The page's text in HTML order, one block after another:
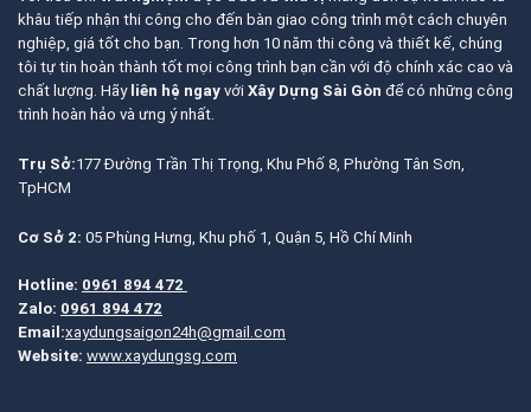
khâu tiếp nhận thi công cho đến bàn giao công trình một cách chuyên
nghiệp, giá tốt cho bạn. Trong hơn 10 năm thi công và thiết kế, chúng
tôi tự tin hoàn thành tốt mọi công trình bạn cần với độ chính xác cao và
chất lượng. Hãy liên hệ ngay với Xây Dựng Sài Gòn để có những công
trình hoàn hảo và ưng ý nhất.
Trụ Sở:177 Đường Trần Thị Trọng, Khu Phố 8, Phường Tân Sơn,
TpHCM
Cơ Sở 2: 05 Phùng Hưng, Khu phố 1, Quận 5, Hồ Chí Minh
Hotline: 0961 894 472
Zalo: 0961 894 472
Email:xaydungsaigon24h@gmail.com
Website: www.xaydungsg.com